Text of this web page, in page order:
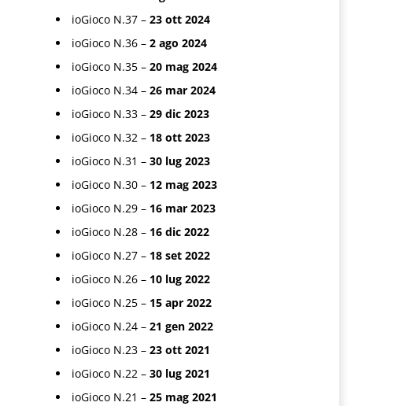
ioGioco N.37 – 23 ott 2024
ioGioco N.36 – 2 ago 2024
ioGioco N.35 – 20 mag 2024
ioGioco N.34 – 26 mar 2024
ioGioco N.33 – 29 dic 2023
ioGioco N.32 – 18 ott 2023
ioGioco N.31 – 30 lug 2023
ioGioco N.30 – 12 mag 2023
ioGioco N.29 – 16 mar 2023
ioGioco N.28 – 16 dic 2022
ioGioco N.27 – 18 set 2022
ioGioco N.26 – 10 lug 2022
ioGioco N.25 – 15 apr 2022
ioGioco N.24 – 21 gen 2022
ioGioco N.23 – 23 ott 2021
ioGioco N.22 – 30 lug 2021
ioGioco N.21 – 25 mag 2021